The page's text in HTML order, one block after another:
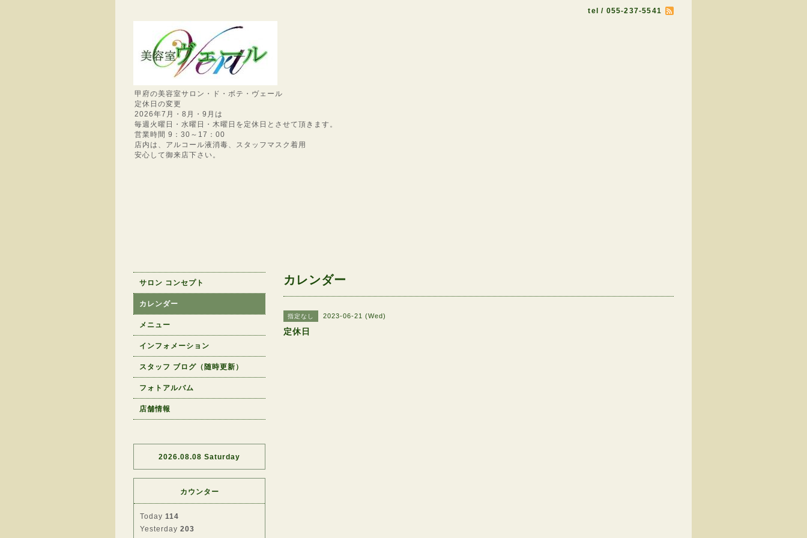
tel / 055-237-5541
甲府の美容室サロン・ド・ボテ・ヴェール
定休日の変更
2026年7月・8月・9月は
毎週火曜日・水曜日・木曜日を定休日とさせて頂きます。
営業時間 9：30～17：00
店内は、アルコール液消毒、スタッフマスク着用
安心して御来店下さい。
カレンダー
指定なし 2023-06-21 (Wed)
定休日
サロン コンセプト
カレンダー
メニュー
インフォメーション
スタッフ ブログ（随時更新）
フォトアルバム
店舗情報
2026.08.08 Saturday
カウンター
Today 114
Yesterday 203